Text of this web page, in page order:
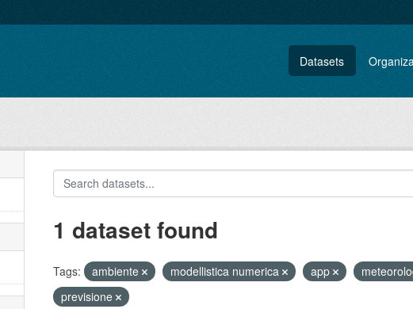
Datasets
1 dataset found
Tags: ambiente modellistica numerica app
previsione